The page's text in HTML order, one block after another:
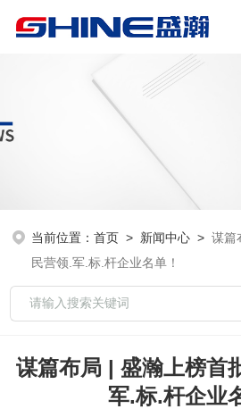
当前位置：首页 > 新闻中心 >谋篇
民营领.军.标.杆企业名单！
谋篇布局 | 盛瀚上榜首
军.标.杆企业